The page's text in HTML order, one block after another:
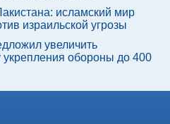
исламский мир
израильской угрозы
увеличить
обороны до 400